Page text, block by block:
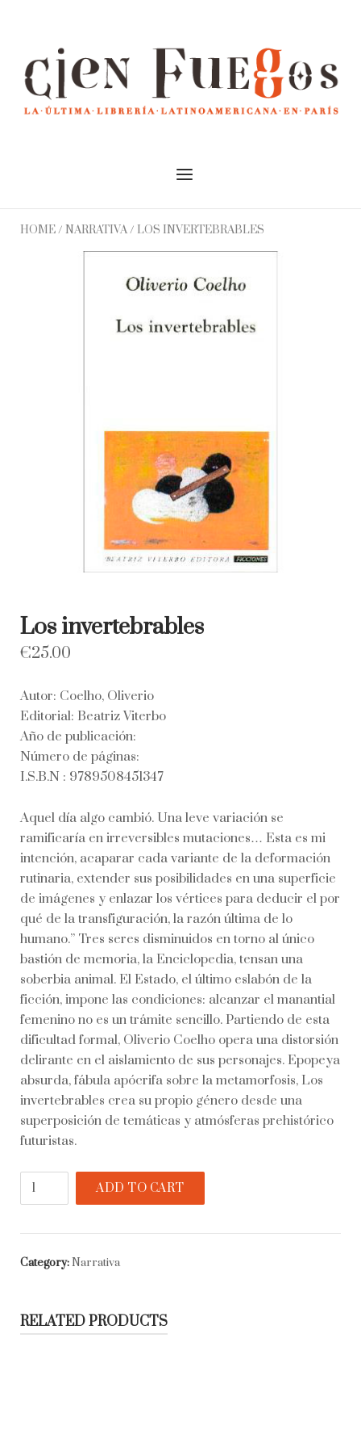
Menu
HOME/ NARRATIVA/ LOS INVERTEBRABLES
Los invertebrables
€25.00
Autor: Coelho, Oliverio
Editorial: Beatriz Viterbo
Año de publicación:
Número de páginas:
I.S.B.N : 9789508451347
Aquel día algo cambió. Una leve variación se
ramificaría en irreversibles mutaciones… Esta es mi
intención, acaparar cada variante de la deformación
rutinaria, extender sus posibilidades en una superficie
de imágenes y enlazar los vértices para deducir el por
qué de la transfiguración, la razón última de lo
humano.” Tres seres disminuidos en torno al único
bastión de memoria, la Enciclopedia, tensan una
soberbia animal. El Estado, el último eslabón de la
ficción, impone las condiciones: alcanzar el manantial
femenino no es un trámite sencillo. Partiendo de esta
dificultad formal, Oliverio Coelho opera una distorsión
delirante en el aislamiento de sus personajes. Epopeya
absurda, fábula apócrifa sobre la metamorfosis, Los
invertebrables crea su propio género desde una
superposición de temáticas y atmósferas prehistórico
futuristas.
Los
ADD TO CART
Category:Narrativa
RELATED PRODUCTS